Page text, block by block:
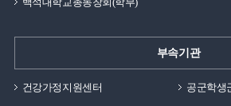
부속기관
건강가정지원센터 공군학생